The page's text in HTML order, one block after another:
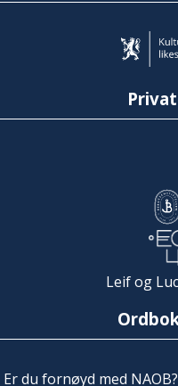
Leif og
Er du fornøyd med